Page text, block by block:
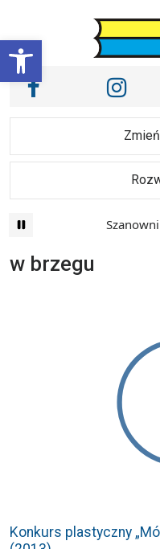
Otwórz
Main Navigation
Nasze media
Facebook
Szanowni
w brzegu
Konkurs plastyczny